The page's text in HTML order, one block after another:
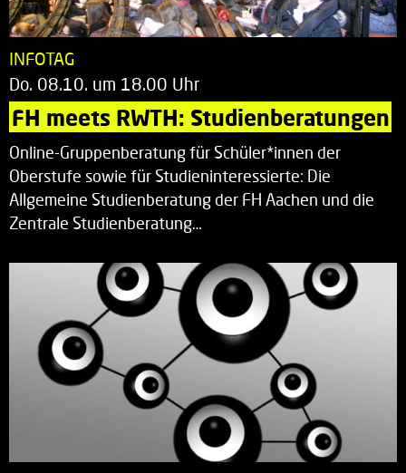
INFOTAG
Do. 08.10. um 18.00 Uhr
FH meets RWTH: Studienberatungen
Online-Gruppenberatung für Schüler*innen der
Oberstufe sowie für Studieninteressierte: Die
Allgemeine Studienberatung der FH Aachen und die
Zentrale Studienberatung…